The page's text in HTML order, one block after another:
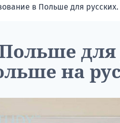
в Польше для
для
на